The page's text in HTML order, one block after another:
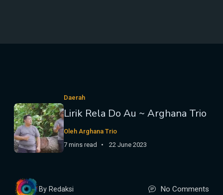
Daerah
Lirik Rela Do Au ~ Arghana Trio
Oleh Arghana Trio
7 mins read
22 June 2023
By Redaksi No Comments